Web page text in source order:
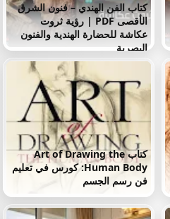
كتاب الفن الهندي – فنون الشرق
الأقصى PDF | رؤية ثروت
عكاشة للحضارة الهندية والفنون
البصرية
كتاب Art of Drawing the
Human Body: كورس في تعليم
فن رسم الجسم